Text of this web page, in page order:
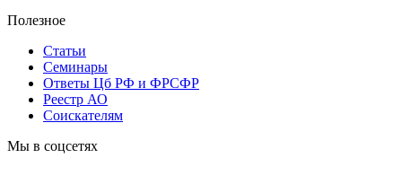
Полезное
Статьи
Cеминары
Ответы Цб РФ и ФРСФР
Реестр АО
Соискателям
Мы в соцсетях